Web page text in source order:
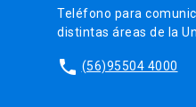
Teléfono para
distintas áreas de la
phone (56)95504 4000